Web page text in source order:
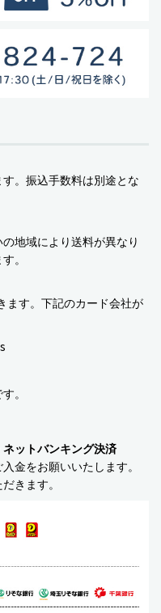
。振込手数料は別途とな
地域により送料が異なり
。
ます。下記のカード会社が
。
ットバンキング決済
金をお願いいたします。
きます。